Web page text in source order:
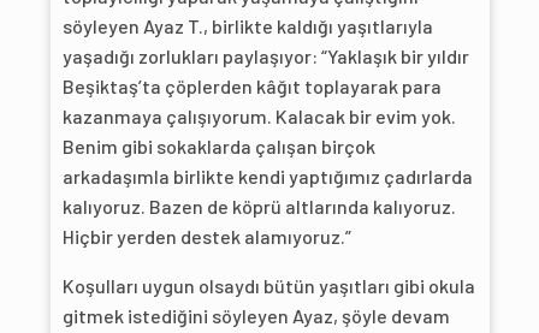
söyleyen Ayaz T., birlikte kaldığı yaşıtlarıyla
yaşadığı zorlukları paylaşıyor: “Yaklaşık bir yıldır
Beşiktaş’ta çöplerden kâğıt toplayarak para
kazanmaya çalışıyorum. Kalacak bir evim yok.
Benim gibi sokaklarda çalışan birçok
arkadaşımla birlikte kendi yaptığımız çadırlarda
kalıyoruz. Bazen de köprü altlarında kalıyoruz.
Hiçbir yerden destek alamıyoruz.”
Koşulları uygun olsaydı bütün yaşıtları gibi okula
gitmek istediğini söyleyen Ayaz, şöyle devam